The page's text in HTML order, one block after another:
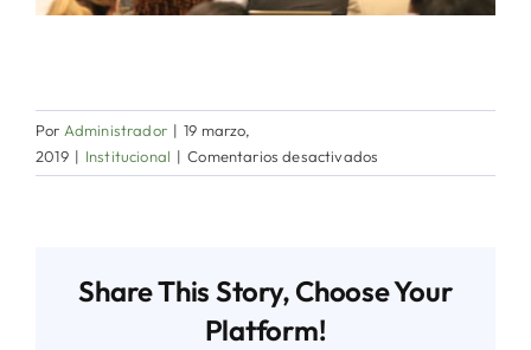
Por Administrador | 19 marzo,
2019 | Institucional | Comentarios desactivados
Presentación
Consejo
Share This Story, Choose Your
Platform!